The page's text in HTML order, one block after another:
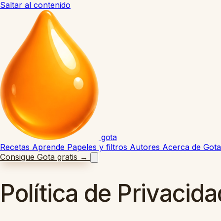
Saltar al contenido
gota
Recetas Aprende Papeles y filtros Autores Acerca de Gota
Consigue Gota gratis →
Política de